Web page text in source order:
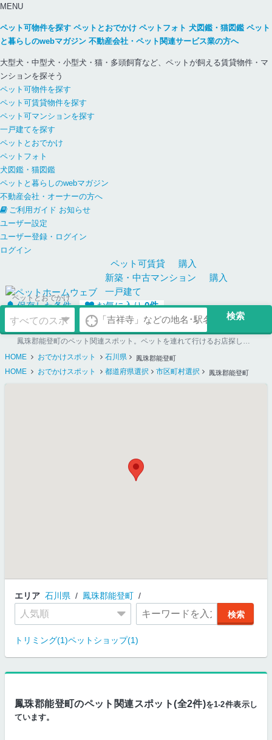
MENU
ペット可物件を探す ペットとおでかけ ペットフォト 犬図鑑・猫図鑑 ペット
と暮らしのwebマガジン 不動産会社・ペット関連サービス業の方へ
大型犬・中型犬・小型犬・猫・多頭飼育など、ペットが飼える賃貸物件・マ
ンションを探そう
ペット可物件を探す
ペット可賃貸物件を探す
ペット可マンションを探す
一戸建てを探す
ペットとおでかけ
ペットフォト
犬図鑑・猫図鑑
ペットと暮らしのwebマガジン
不動産会社・オーナーの方へ
ご利用ガイド お知らせ
ユーザー設定
ユーザー登録・ログイン
ログイン
ペット可賃貸
購入
新築・中古マンション
購入
一戸建て
保存した条件
お気に入り0件
ペットとおでかけ
鳳珠郡能登町のペット関連スポット。ペットを連れて行けるお店探しならペットホームウェブ
HOME
おでかけスポット 石川県 鳳珠郡能登町
HOME おでかけスポット 都道府県選択 市区町村選択 鳳珠郡能登町
エリア 石川県 鳳珠郡能登町
トリミング(1)ペットショップ(1)
鳳珠郡能登町のペット関連スポット(全2件)を1-2件表示し
ています。